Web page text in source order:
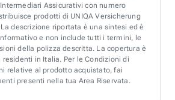
Assicurativi con numero
prodotti di UNIQA Versicherung
La descrizione riportata è una sintesi ed è
e non include tutti i termini, le
della polizza descritta. La copertura è
in Italia. Per le Condizioni di
relative al prodotto acquistato, fai
presenti nella tua Area Riservata.